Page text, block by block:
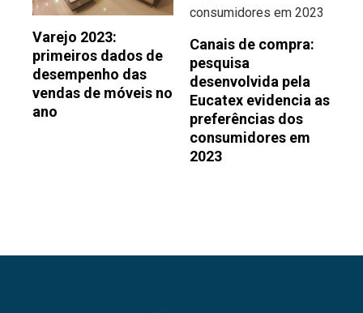
Varejo 2023:
primeiros dados de
desempenho das
vendas de móveis no
ano
Canais de compra:
pesquisa
desenvolvida pela
Eucatex evidencia as
preferências dos
consumidores em
2023